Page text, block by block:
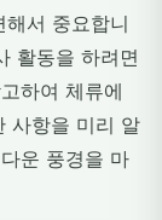
서 중요합니
활동을 하려면
하여 체류에
사항을 미리 알
운 풍경을 마